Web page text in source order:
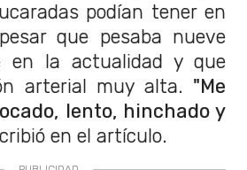
podían tener en
que pesaba nueve
en la actualidad y que
arterial muy alta. "Me
lento, hinchado y
en el artículo.